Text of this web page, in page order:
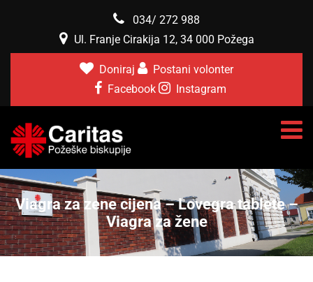
034/ 272 988
Ul. Franje Cirakija 12, 34 000 Požega
Doniraj
Postani volonter
Facebook
Instagram
Viagra za zene cijena – Lovegra tablete –
Viagra za žene